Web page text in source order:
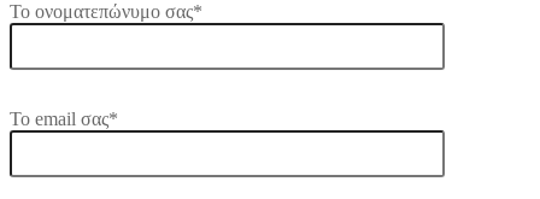
Το ονοματεπώνυμο σας*
Το email σας*